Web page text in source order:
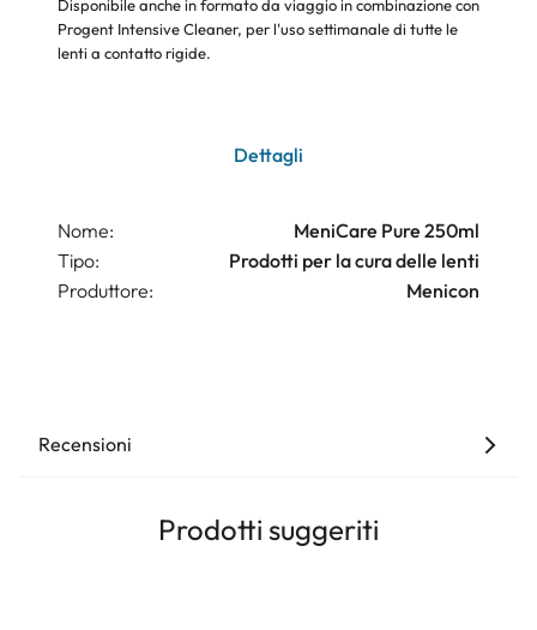
Disponibile anche in formato da viaggio in combinazione con
Progent Intensive Cleaner, per l'uso settimanale di tutte le
lenti a contatto rigide.
Dettagli
Nome:
MeniCare Pure 250ml
Tipo:
Prodotti per la cura delle lenti
Produttore:
Menicon
Recensioni
Prodotti suggeriti